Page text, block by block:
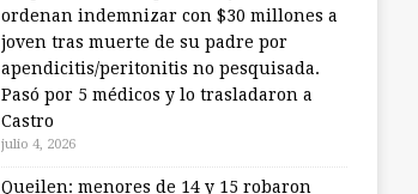
ordenan indemnizar con $30 millones a
joven tras muerte de su padre por
apendicitis/peritonitis no pesquisada.
Pasó por 5 médicos y lo trasladaron a
Castro
julio 4, 2026
Queilen: menores de 14 y 15 robaron